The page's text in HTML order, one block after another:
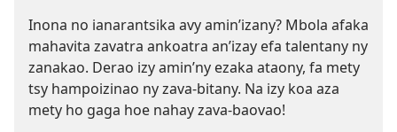
Inona no ianarantsika avy amin’izany? Mbola afaka
mahavita zavatra ankoatra an’izay efa talentany ny
zanakao. Derao izy amin’ny ezaka ataony, fa mety
tsy hampoizinao ny zava-bitany. Na izy koa aza
mety ho gaga hoe nahay zava-baovao!